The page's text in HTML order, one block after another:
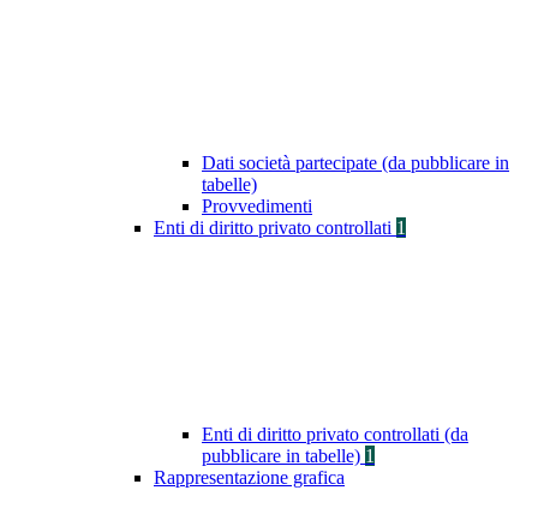
Dati società partecipate (da pubblicare in
tabelle)
Provvedimenti
Enti di diritto privato controllati 1
Enti di diritto privato controllati (da
pubblicare in tabelle) 1
Rappresentazione grafica